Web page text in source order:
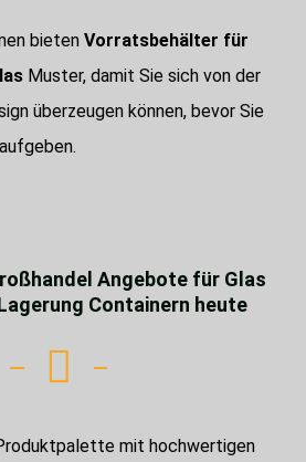
bieten Vorratsbehälter für
Muster, damit Sie sich von der
überzeugen können, bevor Sie
Angebote für Glas
Containern heute
mit hochwertigen